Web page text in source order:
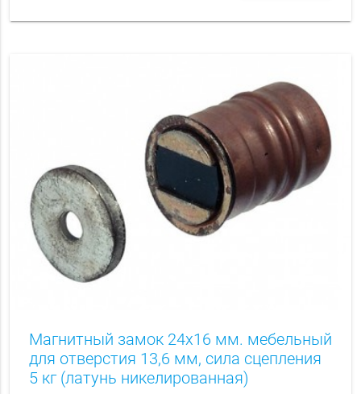
Магнитный замок 24х16 мм. мебельный
для отверстия 13,6 мм, сила сцепления
5 кг (латунь никелированная)